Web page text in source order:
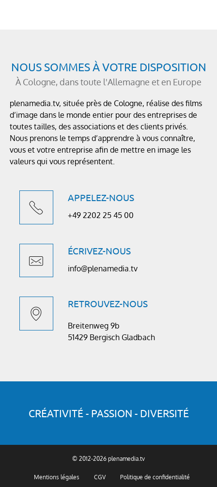
NOUS SOMMES À VOTRE DISPOSITION
À Cologne, dans toute l'Allemagne et en Europe
plenamedia.tv, située près de Cologne, réalise des films
d’image dans le monde entier pour des entreprises de
toutes tailles, des associations et des clients privés.
Nous prenons le temps d’apprendre à vous connaître,
vous et votre entreprise afin de mettre en image les
valeurs qui vous représentent.
APPELEZ-NOUS
+49 2202 25 45 00
ÉCRIVEZ-NOUS
info@plenamedia.tv
RETROUVEZ-NOUS
Breitenweg 9b
51429 Bergisch Gladbach
CRÉATIVITÉ - PASSION - DIVERSITÉ
© 2012-2026 plenamedia.tv
Mentions légales CGV Politique de confidentialité